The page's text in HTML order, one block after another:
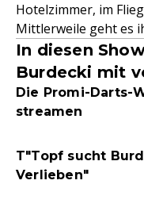
Hotelzimmer, im
Mittlerweile geht es
In diesen
Burdecki mit
Die Promi-Darts-
streamen
T"Topf sucht
Verlieben"